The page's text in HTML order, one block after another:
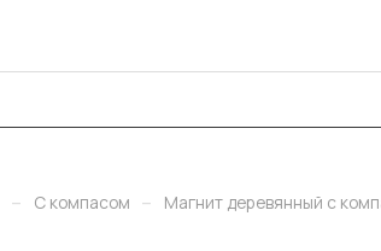
– С компасом – Магнит деревянный с